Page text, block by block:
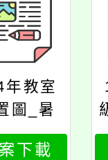
年教室
圖_暑
下載